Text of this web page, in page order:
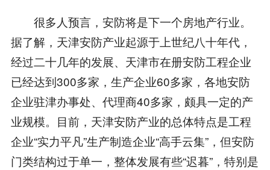
很多人预言，安防将是下一个房地产行业。
据了解，天津安防产业起源于上世纪八十年代，
经过二十几年的发展、天津市在册安防工程企业
已经达到300多家，生产企业60多家，各地安防
企业驻津办事处、代理商40多家，颇具一定的产
业规模。目前，天津安防产业的总体特点是工程
企业“实力平凡”生产制造企业“高手云集”，但安防
门类结构过于单一，整体发展有些“迟暮”，特别是